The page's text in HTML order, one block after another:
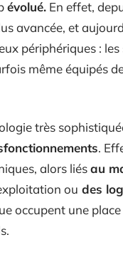
évolué. En effet,
avancée, et
périphériques :
même équipés
très
.
alors liésau
ou des
occupent une